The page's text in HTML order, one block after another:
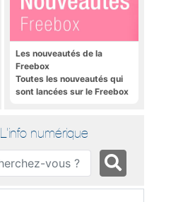
Les nouveautés de la
Freebox
Toutes les nouveautés qui
sont lancées sur le Freebox
L'info numérique